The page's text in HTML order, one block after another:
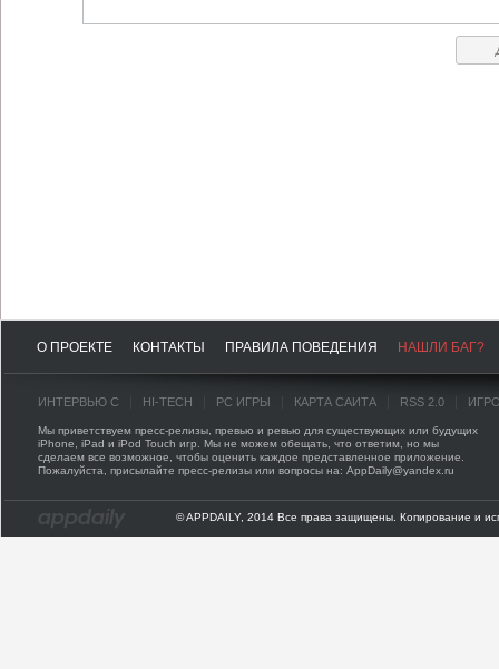
О ПРОЕКТЕ КОНТАКТЫ ПРАВИЛА ПОВЕДЕНИЯ НАШЛИ БАГ?
ИНТЕРВЬЮ С HI-TECH PC ИГРЫ КАРТА САЙТА RSS 2.0
Мы приветствуем пресс-релизы, превью и ревью для существующих или будущих
iPhone, iPad и iPod Touch игр. Мы не можем обещать, что ответим, но мы
сделаем все возможное, чтобы оценить каждое представленное приложение.
Пожалуйста, присылайте пресс-релизы или вопросы на: AppDaily@yandex.ru
© APPDAILY, 2014 Все права защищены. Копирование и